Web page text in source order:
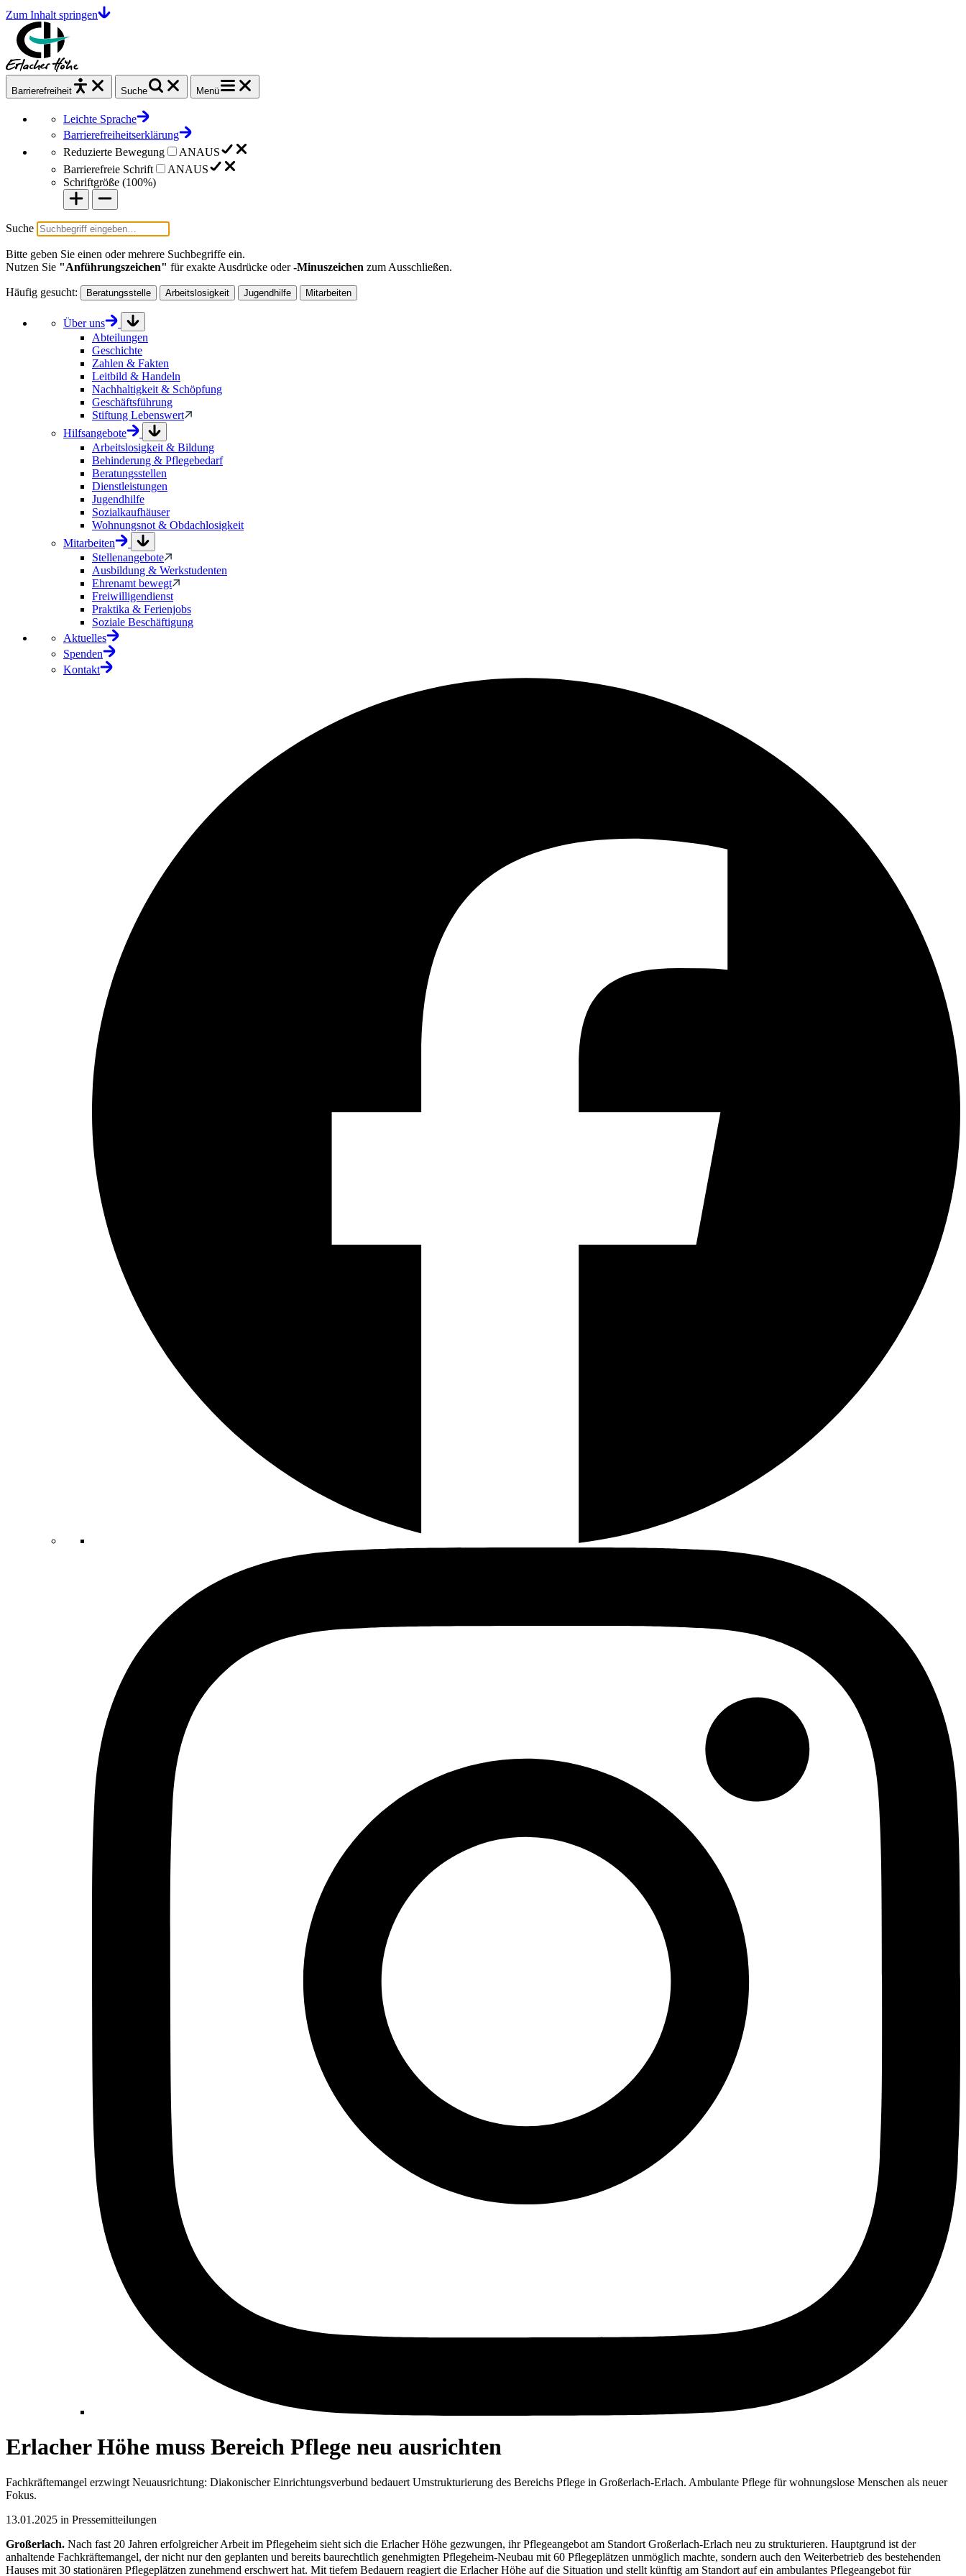
Zum Inhalt springen
Barrierefrei heit Suche Menü
Leichte Sprache
Barrierefreiheitserklärung
Reduzierte Bewegung
ANAUS
Barrierefreie Schrift
ANAUS
Schriftgröße (100%)
Suche
Bitte geben Sie einen oder mehrere Suchbegriffe ein.
Nutzen Sie "Anführungszeichen" für exakte Ausdrücke oder-Minuszeichen zum Ausschließen.
Häufig gesucht: Beratungsstelle Arbeitslosigkeit Jugendhilfe Mitarbeiten
Über uns
Abteilungen
Geschichte
Zahlen & Fakten
Leitbild & Handeln
Nachhaltigkeit & Schöpfung
Geschäftsführung
Stiftung Lebenswert
Hilfsangebote
Arbeitslosigkeit & Bildung
Behinderung & Pflegebedarf
Beratungsstellen
Dienstleistungen
Jugendhilfe
Sozialkaufhäuser
Wohnungsnot & Obdachlosigkeit
Mitarbeiten
Stellenangebote
Ausbildung & Werkstudenten
Ehrenamt bewegt
Freiwilligendienst
Praktika & Ferienjobs
Soziale Beschäftigung
Aktuelles
Spenden
Kontakt
Erlacher Höhe muss Bereich Pflege neu ausrichten
Fachkräftemangel erzwingt Neuausrichtung: Diakonischer Einrichtungsverbund bedauert Umstrukturierung des Bereichs Pflege in Großerlach-Erlach. Ambulante Pflege für wohnungslose Menschen als neuer
Fokus.
13.01.2025 in Pressemitteilungen
Großerlach. Nach fast 20 Jahren erfolgreicher Arbeit im Pflegeheim sieht sich die Erlacher Höhe gezwungen, ihr Pflegeangebot am Standort Großerlach-Erlach neu zu strukturieren. Hauptgrund ist der
anhaltende Fachkräftemangel, der nicht nur den geplanten und bereits baurechtlich genehmigten Pflegeheim-Neubau mit 60 Pflegeplätzen unmöglich machte, sondern auch den Weiterbetrieb des bestehenden
Hauses mit 30 stationären Pflegeplätzen zunehmend erschwert hat. Mit tiefem Bedauern reagiert die Erlacher Höhe auf die Situation und stellt künftig am Standort auf ein ambulantes Pflegeangebot für